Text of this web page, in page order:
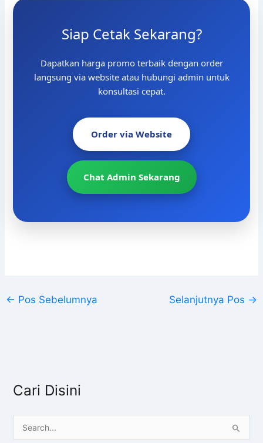
Siap Cetak Sekarang?
Dapatkan harga promo terbaik dengan order
langsung via website atau hubungi admin untuk
konsultasi cepat.
Order via Website
Chat Admin Sekarang
← Pos Sebelumnya Selanjutnya Pos →
Cari Disini